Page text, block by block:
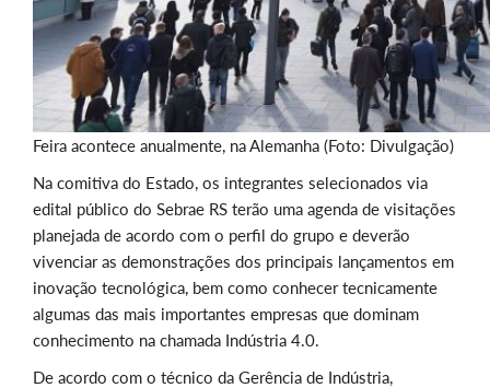
Feira acontece anualmente, na Alemanha (Foto: Divulgação)
Na comitiva do Estado, os integrantes selecionados via
edital público do Sebrae RS terão uma agenda de visitações
planejada de acordo com o perfil do grupo e deverão
vivenciar as demonstrações dos principais lançamentos em
inovação tecnológica, bem como conhecer tecnicamente
algumas das mais importantes empresas que dominam
conhecimento na chamada Indústria 4.0.
De acordo com o técnico da Gerência de Indústria,